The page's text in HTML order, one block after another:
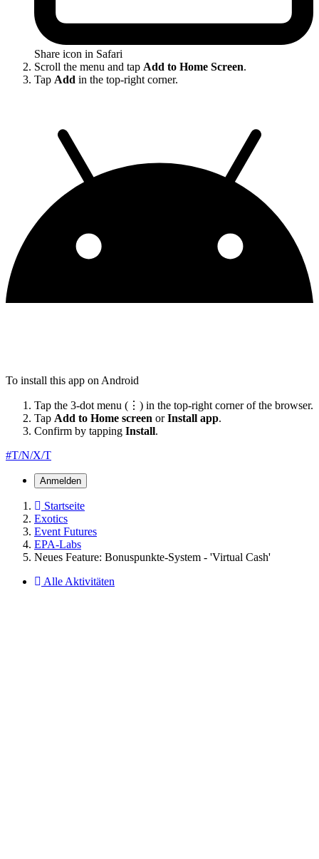
Share icon in Safari
Scroll the menu and tap Add to Home Screen.
Tap Add in the top-right corner.
To install this app on Android
Tap the 3-dot menu (⋮) in the top-right corner of the browser.
Tap Add to Home screen orInstall app.
Confirm by tapping Install.
#T/N/X/T
Anmelden
Startseite
Exotics
Event Futures
EPA-Labs
Neues Feature: Bonuspunkte-System - 'Virtual Cash'
Alle Aktivitäten